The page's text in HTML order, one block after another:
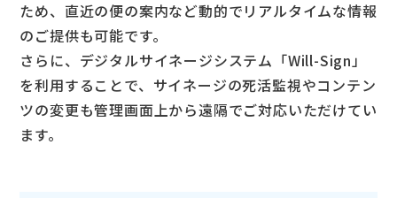
ため、直近の便の案内など動的でリアルタイムな情報
のご提供も可能です。
さらに、デジタルサイネージシステム「Will-Sign」
を利用することで、サイネージの死活監視やコンテン
ツの変更も管理画面上から遠隔でご対応いただけてい
ます。